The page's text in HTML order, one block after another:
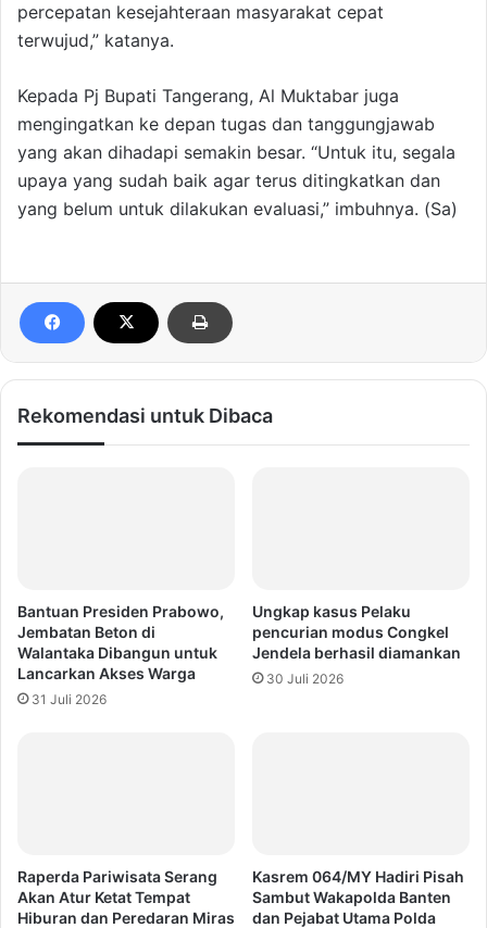
percepatan kesejahteraan masyarakat cepat
terwujud,” katanya.
Kepada Pj Bupati Tangerang, Al Muktabar juga
mengingatkan ke depan tugas dan tanggungjawab
yang akan dihadapi semakin besar. “Untuk itu, segala
upaya yang sudah baik agar terus ditingkatkan dan
yang belum untuk dilakukan evaluasi,” imbuhnya. (Sa)
Rekomendasi untuk Dibaca
Bantuan Presiden Prabowo,
Jembatan Beton di
Walantaka Dibangun untuk
Lancarkan Akses Warga
31 Juli 2026
Ungkap kasus Pelaku
pencurian modus Congkel
Jendela berhasil diamankan
30 Juli 2026
Raperda Pariwisata Serang
Akan Atur Ketat Tempat
Hiburan dan Peredaran Miras
Kasrem 064/MY Hadiri Pisah
Sambut Wakapolda Banten
dan Pejabat Utama Polda